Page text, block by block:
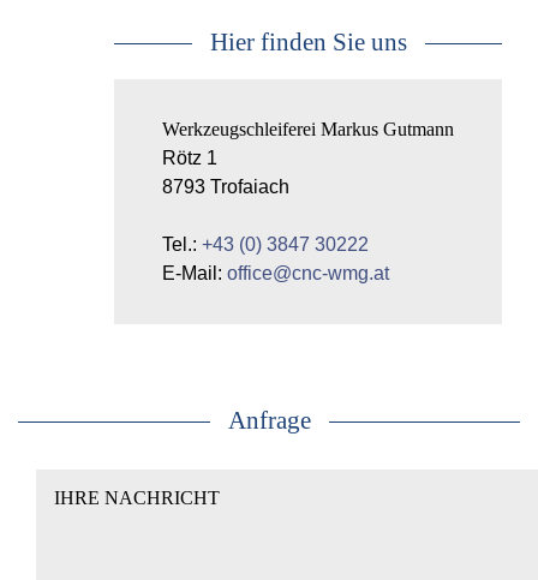
Hier finden Sie uns
Werkzeugschleiferei Markus Gutmann
Rötz 1
8793 Trofaiach
Tel.: +43 (0) 3847 30222
E-Mail: office@cnc-wmg.at
Anfrage